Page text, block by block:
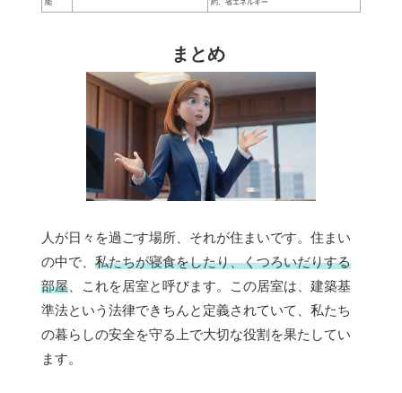
能
約、省エネルギー
まとめ
人が日々を過ごす場所、それが住まいです。住まい
の中で、 私たちが寝食をしたり、くつろいだりする
部屋 、これを居室と呼びます。この居室は、建築基
準法という法律できちんと定義されていて、私たち
の暮らしの安全を守る上で大切な役割を果たしてい
ます。